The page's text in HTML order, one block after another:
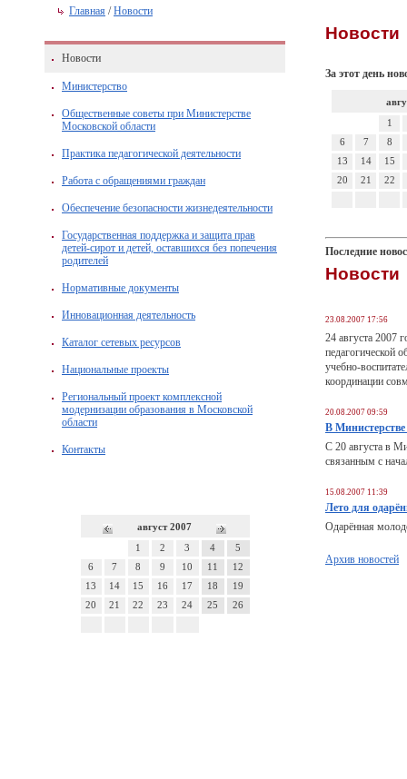
Главная /Новости
Новости
Министерство
Общественные советы при Министерстве
Московской области
Практика педагогической деятельности
Работа с обращениями граждан
Обеспечение безопасности жизнедеятельности
Государственная поддержка и защита прав
детей-сирот и детей, оставшихся без попечения
родителей
Нормативные документы
Инновационная деятельность
Каталог сетевых ресурсов
Национальные проекты
Региональный проект комплексной
модернизации образования в Московской
области
Контакты
август 2007
1 2 3 4
5
6
7 8 9 10 11
12
13
14 15 16 17 18
19
20
21 22 23 24 25 26
Новости
За этот день
1
6
7
8
13
14
15
20
21 22
Последние
Новости
23.08.2007 17:56
24 августа 2007
педагогической
учебно-
координации
20.08.2007 09:59
В Министерстве
С 20 августа в
связанным с
15.08.2007 11:39
Лето для
Одарённая
Архив новостей